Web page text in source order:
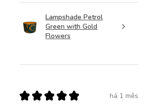
Lampshade Petrol
Green with Gold
Flowers
★ ★ ★ ★ ★ há 1 mês